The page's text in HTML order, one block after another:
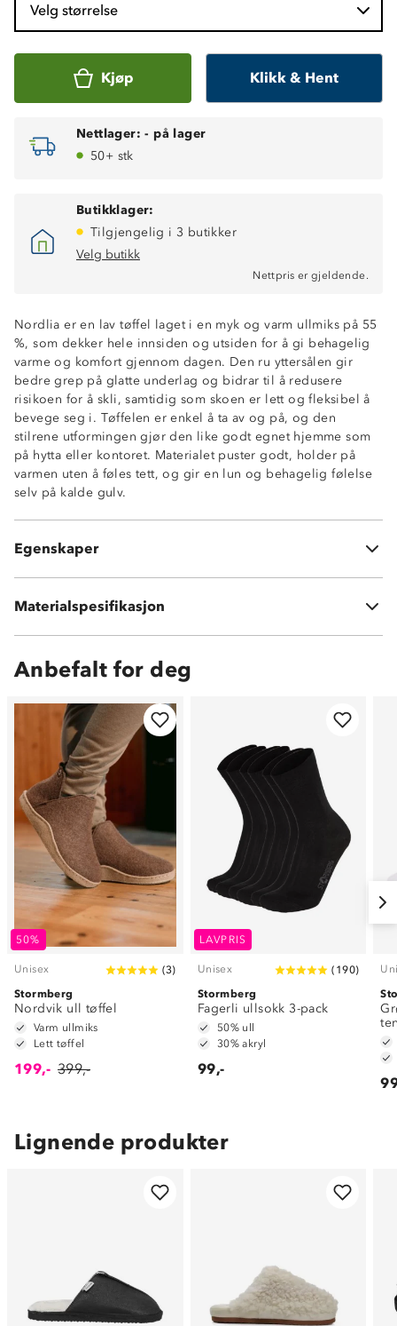
Velg størrelse
Kjøp Klikk & Hent
Nettlager: - på lager
50+ stk
Butikklager:
Tilgjengelig i 3 butikker
Velg butikk
Nettpris er gjeldende.
Nordlia er en lav tøffel laget i en myk og varm ullmiks på 55
%, som dekker hele innsiden og utsiden for å gi behagelig
varme og komfort gjennom dagen. Den ru yttersålen gir
bedre grep på glatte underlag og bidrar til å redusere
risikoen for å skli, samtidig som skoen er lett og fleksibel å
bevege seg i. Tøffelen er enkel å ta av og på, og den
stilrene utformingen gjør den like godt egnet hjemme som
på hytta eller kontoret. Materialet puster godt, holder på
varmen uten å føles tett, og gir en lun og behagelig følelse
selv på kalde gulv.
Egenskaper
Varm ullmiks
Lett tøffel
Myk og behagelig
Fast innersåle
Materialspesifikasjon
55% Ullmiks
Anbefalt for deg
50%
Unisex (3)
Stormberg
Nordvik ull tøffel
Varm ullmiks
Lett tøffel
199,- 399,-
LAVPRIS
Unisex ( 190)
Stormberg
Fagerli ullsokk 3-pack
50% ull
30% akryl
99,-
Lignende produkter